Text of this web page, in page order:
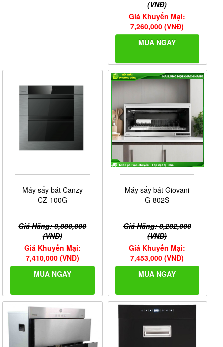
(VNĐ)
Giá Khuyến Mại:
7,260,000 (VNĐ)
MUA NGAY
Máy sấy bát Canzy
CZ-100G
Giá Hãng: 9,880,000
(VNĐ)
Giá Khuyến Mại:
7,410,000 (VNĐ)
MUA NGAY
Máy sấy bát Giovani
G-802S
Giá Hãng: 8,282,000
(VNĐ)
Giá Khuyến Mại:
7,453,000 (VNĐ)
MUA NGAY